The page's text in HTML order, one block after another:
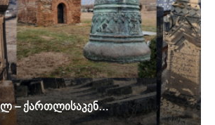
– ქართლისაკენ…